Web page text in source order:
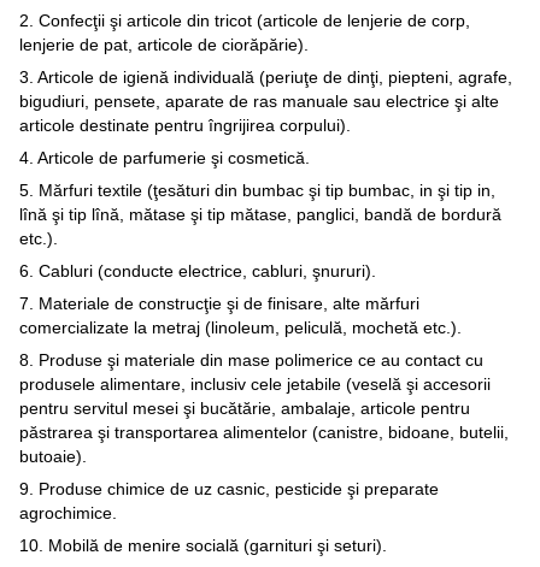
2. Confecţii şi articole din tricot (articole de lenjerie de corp,
lenjerie de pat, articole de ciorăpărie).
3. Articole de igienă individuală (periuţe de dinţi, piepteni, agrafe,
bigudiuri, pensete, aparate de ras manuale sau electrice şi alte
articole destinate pentru îngrijirea corpului).
4. Articole de parfumerie şi cosmetică.
5. Mărfuri textile (ţesături din bumbac şi tip bumbac, in şi tip in,
lînă şi tip lînă, mătase şi tip mătase, panglici, bandă de bordură
etc.).
6. Cabluri (conducte electrice, cabluri, şnururi).
7. Materiale de construcţie şi de finisare, alte mărfuri
comercializate la metraj (linoleum, peliculă, mochetă etc.).
8. Produse şi materiale din mase polimerice ce au contact cu
produsele alimentare, inclusiv cele jetabile (veselă şi accesorii
pentru servitul mesei şi bucătărie, ambalaje, articole pentru
păstrarea şi transportarea alimentelor (canistre, bidoane, butelii,
butoaie).
9. Produse chimice de uz casnic, pesticide şi preparate
agrochimice.
10. Mobilă de menire socială (garnituri şi seturi).